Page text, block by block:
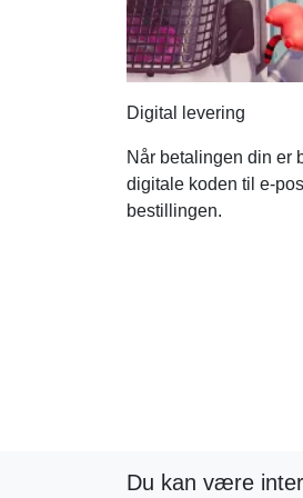
Digital levering
Når betalingen din er
digitale koden til e-
bestillingen.
Du kan være